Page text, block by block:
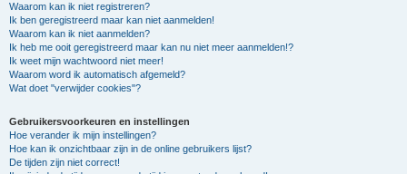
Waarom kan ik niet registreren?
Ik ben geregistreerd maar kan niet aanmelden!
Waarom kan ik niet aanmelden?
Ik heb me ooit geregistreerd maar kan nu niet meer aanmelden!?
Ik weet mijn wachtwoord niet meer!
Waarom word ik automatisch afgemeld?
Wat doet "verwijder cookies"?
Gebruikersvoorkeuren en instellingen
Hoe verander ik mijn instellingen?
Hoe kan ik onzichtbaar zijn in de online gebruikers lijst?
De tijden zijn niet correct!